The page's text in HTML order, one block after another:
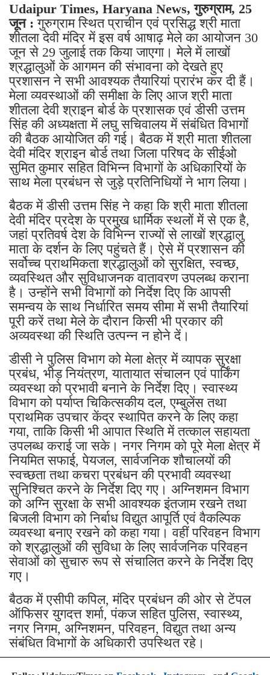
Udaipur Times, Haryana News, गुरुग्राम, 25
जून : गुरुग्राम स्थित प्राचीन एवं प्रसिद्ध श्री माता
शीतला देवी मंदिर में इस वर्ष आषाढ़ मेले का आयोजन 30
जून से 29 जुलाई तक किया जाएगा। मेले में लाखों
श्रद्धालुओं के आगमन की संभावना को देखते हुए
प्रशासन ने सभी आवश्यक तैयारियां प्रारंभ कर दी हैं।
मेला व्यवस्थाओं की समीक्षा के लिए आज श्री माता
शीतला देवी श्राइन बोर्ड के प्रशासक एवं डीसी उत्तम
सिंह की अध्यक्षता में लघु सचिवालय में संबंधित विभागों
की बैठक आयोजित की गई। बैठक में श्री माता शीतला
देवी मंदिर श्राइन बोर्ड तथा जिला परिषद के सीईओ
सुमित कुमार सहित विभिन्न विभागों के अधिकारियों के
साथ मेला प्रबंधन से जुड़े प्रतिनिधियों ने भाग लिया।
बैठक में डीसी उत्तम सिंह ने कहा कि श्री माता शीतला
देवी मंदिर प्रदेश के प्रमुख धार्मिक स्थलों में से एक है,
जहां प्रतिवर्ष देश के विभिन्न राज्यों से लाखों श्रद्धालु
माता के दर्शन के लिए पहुंचते हैं। ऐसे में प्रशासन की
सर्वोच्च प्राथमिकता श्रद्धालुओं को सुरक्षित, स्वच्छ,
व्यवस्थित और सुविधाजनक वातावरण उपलब्ध कराना
है। उन्होंने सभी विभागों को निर्देश दिए कि आपसी
समन्वय के साथ निर्धारित समय सीमा में सभी तैयारियां
पूरी करें तथा मेले के दौरान किसी भी प्रकार की
अव्यवस्था की स्थिति उत्पन्न न होने दें।
डीसी ने पुलिस विभाग को मेला क्षेत्र में व्यापक सुरक्षा
प्रबंध, भीड़ नियंत्रण, यातायात संचालन एवं पार्किंग
व्यवस्था को प्रभावी बनाने के निर्देश दिए। स्वास्थ्य
विभाग को पर्याप्त चिकित्सकीय दल, एम्बुलेंस तथा
प्राथमिक उपचार केंद्र स्थापित करने के लिए कहा
गया, ताकि किसी भी आपात स्थिति में तत्काल सहायता
उपलब्ध कराई जा सके। नगर निगम को पूरे मेला क्षेत्र में
नियमित सफाई, पेयजल, सार्वजनिक शौचालयों की
स्वच्छता तथा कचरा प्रबंधन की प्रभावी व्यवस्था
सुनिश्चित करने के निर्देश दिए गए। अग्निशमन विभाग
को अग्नि सुरक्षा के सभी आवश्यक इंतजाम रखने तथा
बिजली विभाग को निर्बाध विद्युत आपूर्ति एवं वैकल्पिक
व्यवस्था बनाए रखने को कहा गया। वहीं परिवहन विभाग
को श्रद्धालुओं की सुविधा के लिए सार्वजनिक परिवहन
सेवाओं को सुचारु रूप से संचालित करने के निर्देश दिए
गए।
बैठक में एसीपी कपिल, मंदिर प्रबंधन की ओर से टेंपल
ऑफिसर युगदत्त शर्मा, पंकज सहित पुलिस, स्वास्थ्य,
नगर निगम, अग्निशमन, परिवहन, विद्युत तथा अन्य
संबंधित विभागों के अधिकारी उपस्थित रहे।